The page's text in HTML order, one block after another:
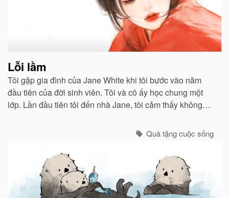
Lỗi lầm
Tôi gặp gia đình của Jane White khi tôi bước vào năm
đầu tiên của đời sinh viên. Tôi và cô ấy học chung một
lớp. Lần đầu tiên tôi đến nhà Jane, tôi cảm thấy không
Quà tặng cuộc sống